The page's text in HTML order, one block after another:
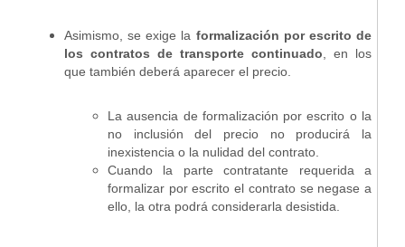
Asimismo, se exige la formalización por escrito de
los contratos de transporte continuado , en los
que también deberá aparecer el precio.
La ausencia de formalización por escrito o la
no inclusión del precio no producirá la
inexistencia o la nulidad del contrato.
Cuando la parte contratante requerida a
formalizar por escrito el contrato se negase a
ello, la otra podrá considerarla desistida.